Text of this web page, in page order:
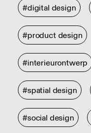
#digital design
#product design
#interieurontwerp
#spatial design
#social design